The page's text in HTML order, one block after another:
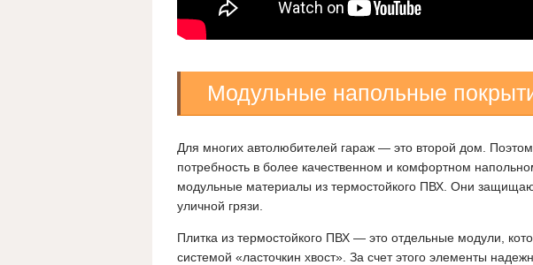
Модульные напольные
Для многих автолюбителей гараж — это второй дом.
потребность в более качественном и комфортном
модульные материалы из термостойкого ПВХ. Они
уличной грязи.
Плитка из термостойкого ПВХ — это отдельные модули,
системой «ласточкин хвост». За счет этого элементы